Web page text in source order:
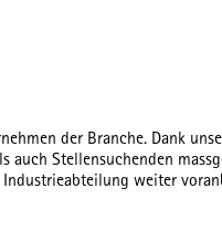
der Branche. Dank
Stellensuchenden
Industrieabteilung weiter